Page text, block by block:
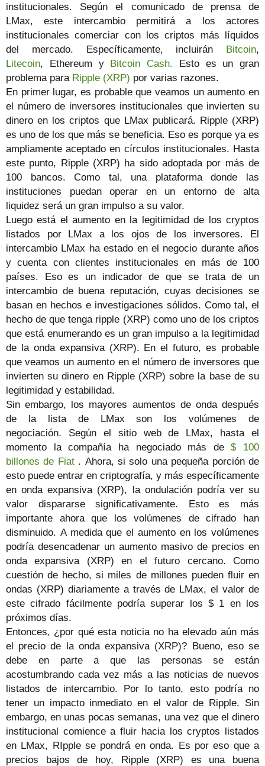
institucionales. Según el comunicado de prensa de
LMax, este intercambio permitirá a los actores
institucionales comerciar con los criptos más líquidos
del mercado. Específicamente, incluirán Bitcoin,
Litecoin, Ethereum y Bitcoin Cash. Esto es un gran
problema para Ripple (XRP) por varias razones.
En primer lugar, es probable que veamos un aumento en
el número de inversores institucionales que invierten su
dinero en los criptos que LMax publicará. Ripple (XRP)
es uno de los que más se beneficia. Eso es porque ya es
ampliamente aceptado en círculos institucionales. Hasta
este punto, Ripple (XRP) ha sido adoptada por más de
100 bancos. Como tal, una plataforma donde las
instituciones puedan operar en un entorno de alta
liquidez será un gran impulso a su valor.
Luego está el aumento en la legitimidad de los cryptos
listados por LMax a los ojos de los inversores. El
intercambio LMax ha estado en el negocio durante años
y cuenta con clientes institucionales en más de 100
países. Eso es un indicador de que se trata de un
intercambio de buena reputación, cuyas decisiones se
basan en hechos e investigaciones sólidos. Como tal, el
hecho de que tenga ripple (XRP) como uno de los criptos
que está enumerando es un gran impulso a la legitimidad
de la onda expansiva (XRP). En el futuro, es probable
que veamos un aumento en el número de inversores que
invierten su dinero en Ripple (XRP) sobre la base de su
legitimidad y estabilidad.
Sin embargo, los mayores aumentos de onda después
de la lista de LMax son los volúmenes de
negociación. Según el sitio web de LMax, hasta el
momento la compañía ha negociado más de$ 100
billones de Fiat. Ahora, si solo una pequeña porción de
esto puede entrar en criptografía, y más específicamente
en onda expansiva (XRP), la ondulación podría ver su
valor dispararse significativamente. Esto es más
importante ahora que los volúmenes de cifrado han
disminuido. A medida que el aumento en los volúmenes
podría desencadenar un aumento masivo de precios en
onda expansiva (XRP) en el futuro cercano. Como
cuestión de hecho, si miles de millones pueden fluir en
ondas (XRP) diariamente a través de LMax, el valor de
este cifrado fácilmente podría superar los $ 1 en los
próximos días.
Entonces, ¿por qué esta noticia no ha elevado aún más
el precio de la onda expansiva (XRP)? Bueno, eso se
debe en parte a que las personas se están
acostumbrando cada vez más a las noticias de nuevos
listados de intercambio. Por lo tanto, esto podría no
tener un impacto inmediato en el valor de Ripple. Sin
embargo, en unas pocas semanas, una vez que el dinero
institucional comience a fluir hacia los cryptos listados
en LMax, RIpple se pondrá en onda. Es por eso que a
precios bajos de hoy, Ripple (XRP) es una buena